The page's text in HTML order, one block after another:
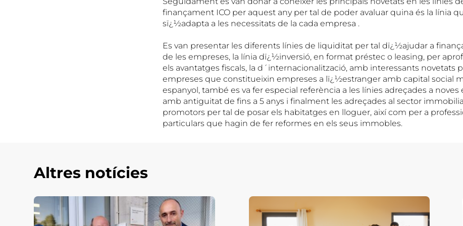
finançament ICO per aquest any per tal de poder avaluar quina és la línia
sï¿½adapta a les necessitats de la cada empresa .
Es van presentar les diferents línies de liquiditat per tal dï¿½ajudar a
de les empreses, la línia dï¿½inversió, en format préstec o leasing, per
els avantatges fiscals, la d´internacionalització, amb interessants novetats
empreses que constitueixin empreses a lï¿½estranger amb capital social
espanyol, també es va fer especial referència a les línies adreçades a noves
amb antiguitat de fins a 5 anys i finalment les adreçades al sector
promotors per tal de posar els habitatges en lloguer, així com per a
particulars que hagin de fer reformes en els seus immobles.
Altres notícies